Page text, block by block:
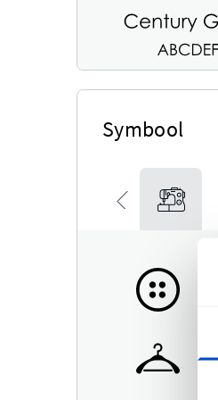
Symbool